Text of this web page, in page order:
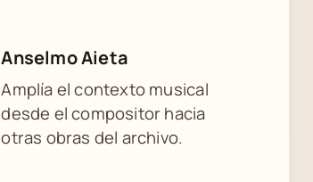
Anselmo Aieta
Amplía el contexto musical
desde el compositor hacia
otras obras del archivo.